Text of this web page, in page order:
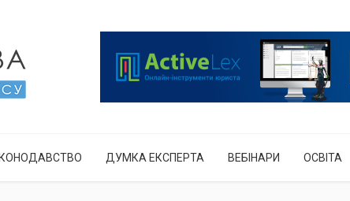
ДУМКА ЕКСПЕРТА ВЕБІНАРИ ОСВІТА